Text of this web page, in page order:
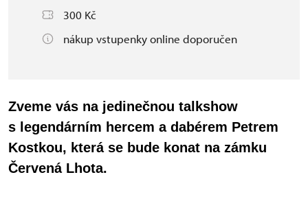
300 Kč
nákup vstupenky online doporučen
Zveme vás na jedinečnou talkshow
s legendárním hercem a dabérem Petrem
Kostkou, která se bude konat na zámku
Červená Lhota.